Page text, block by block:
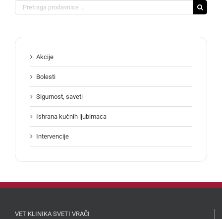
Search
for:
Akcije
Bolesti
Sigurnost, saveti
Ishrana kućnih ljubimaca
Intervencije
VET KLINIKA SVETI VRAČI